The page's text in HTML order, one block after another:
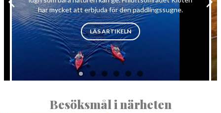
har mycket att erbjuda för den paddlingssugne.
LÄS ARTIKELN”PADDLING I BERGSLAGENS
Besöksmål i närheten